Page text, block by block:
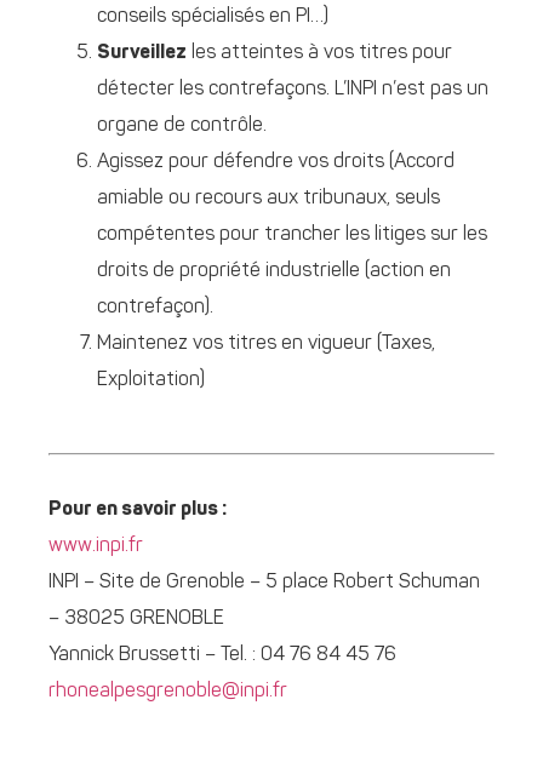
conseils spécialisés en PI…)
Surveillez les atteintes à vos titres pour
détecter les contrefaçons. L’INPI n’est pas un
organe de contrôle.
Agissez pour défendre vos droits (Accord
amiable ou recours aux tribunaux, seuls
compétentes pour trancher les litiges sur les
droits de propriété industrielle (action en
contrefaçon).
Maintenez vos titres en vigueur (Taxes,
Exploitation)
Pour en savoir plus :
www.inpi.fr
INPI – Site de Grenoble – 5 place Robert Schuman
– 38025 GRENOBLE
Yannick Brussetti – Tel. : 04 76 84 45 76
rhonealpesgrenoble@inpi.fr